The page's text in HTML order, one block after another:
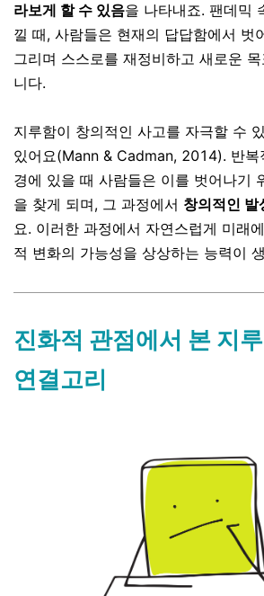
라보게 할 수 있음을 나타내죠. 팬데믹
낄 때, 사람들은 현재의 답답함에서 벗
그리며 스스로를 재정비하고 새로운
니다.
지루함이 창의적인 사고를 자극할 수
있어요(Mann & Cadman, 2014). 반복
경에 있을 때 사람들은 이를 벗어나기
을 찾게 되며, 그 과정에서 창의적인 발
요. 이러한 과정에서 자연스럽게 미래
적 변화의 가능성을 상상하는 능력이
진화적 관점에서 본 지
연결고리